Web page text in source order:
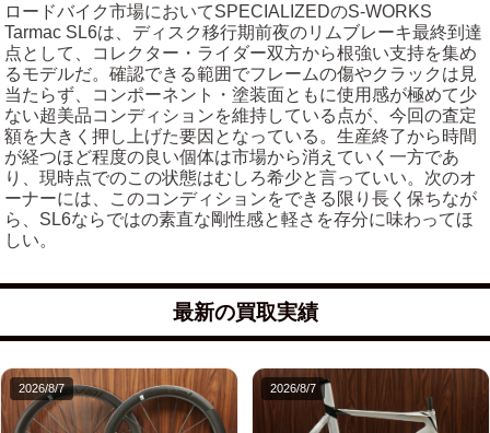
ロードバイク市場においてSPECIALIZEDのS-WORKS
Tarmac SL6は、ディスク移行期前夜のリムブレーキ最終到達
点として、コレクター・ライダー双方から根強い支持を集め
るモデルだ。確認できる範囲でフレームの傷やクラックは見
当たらず、コンポーネント・塗装面ともに使用感が極めて少
ない超美品コンディションを維持している点が、今回の査定
額を大きく押し上げた要因となっている。生産終了から時間
が経つほど程度の良い個体は市場から消えていく一方であ
り、現時点でのこの状態はむしろ希少と言っていい。次のオ
ーナーには、このコンディションをできる限り長く保ちなが
ら、SL6ならではの素直な剛性感と軽さを存分に味わってほ
しい。
最新の買取実績
2026/8/7 2026/8/7